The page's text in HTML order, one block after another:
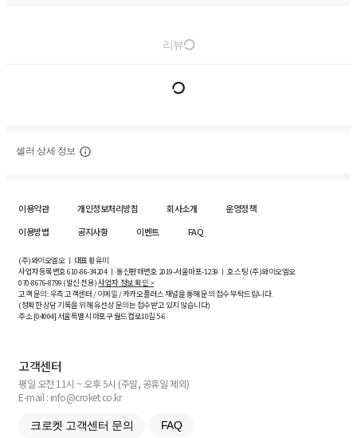
리뷰
셀러 상세 정보
이용약관 개인정보처리방침 회사소개
운영정책
이용방법
공지사항 이벤트 FAQ
(주)와이오엘오 ㅣ 대표 황유미
사업자등록번호610-86-34204ㅣ 통신판매번호 2019-서울마포-1239 ㅣ 호스팅 (주)와이오엘오
070-8676-8799 (발신 전용)사업자 정보 확인 >
고객 문의: 우측 고객센터 / 이메일 / 카카오플러스 채널을 통해 문의 접수 부탁드립니다.
(정확한 상담 기록을 위해 유선상 문의는 접수받고 있지 않습니다)
주소 [04004] 서울특별시 마포구 월드컵로10길5-6
고객센터
평일 오전 11시 ~ 오후 5시 (주말, 공휴일 제외)
E-mail : info@croket.co.kr
크로켓 고객센터 문의 FAQ